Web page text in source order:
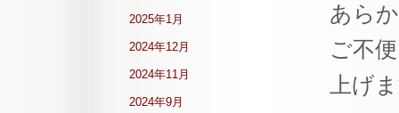
あら
ご不
上げ
2025年1月
2024年12月
2024年11月
2024年9月